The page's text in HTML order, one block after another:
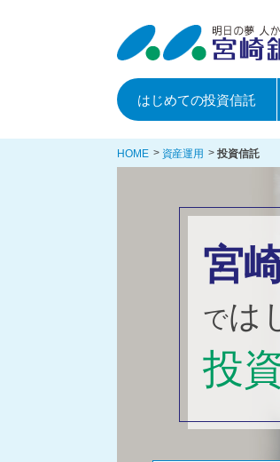
はじめての投資信託
HOME 資産運用 投資信託
宮
では
投